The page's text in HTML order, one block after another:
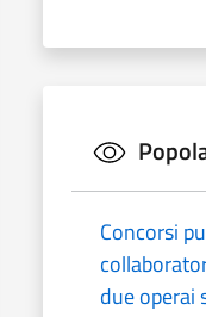
Concorsi
due operai